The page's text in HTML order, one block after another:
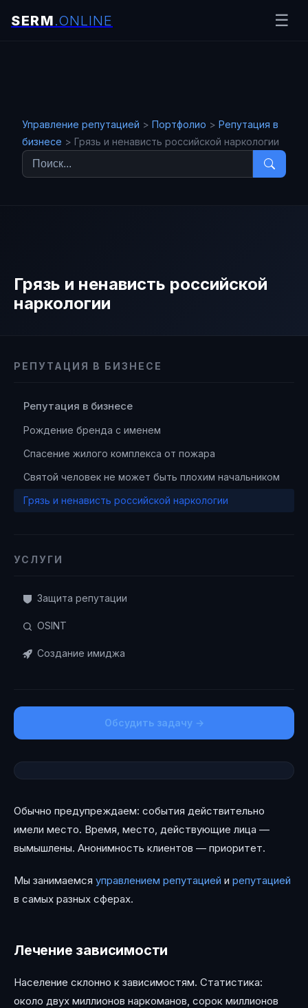
Управление репутацией
в
интернете
OSINT Новости
☰
Управление репутацией > Портфолио > Репутация в
бизнесе > Грязь и ненависть российской наркологии
Грязь и ненависть российской
наркологии
РЕПУТАЦИЯ В БИЗНЕСЕ
Репутация в бизнесе
Рождение бренда с именем
Спасение жилого комплекса от пожара
Святой человек не может быть плохим начальником
Грязь и ненависть российской наркологии
УСЛУГИ
Защита репутации
OSINT
Создание имиджа
Обсудить задачу →
Обычно предупреждаем: события действительно
имели место. Время, место, действующие лица —
вымышлены. Анонимность клиентов — приоритет.
Мы занимаемся управлением репутацией и репутацией
в самых разных сферах.
Лечение зависимости
Население склонно к зависимостям. Статистика:
около двух миллионов наркоманов, сорок миллионов